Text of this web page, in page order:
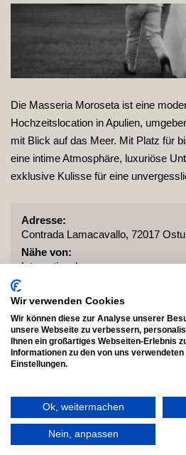
Die Masseria Moroseta ist eine
Hochzeitslocation in Apulien,
mit Blick auf das Meer. Mit Platz für
eine intime Atmosphäre, luxuriöse
exklusive Kulisse für eine
Adresse:
Contrada Lamacavallo, 72017
Nähe von:
International
80
Masseria Moroseta
Wir verwenden Cookies
Wir können diese zur Analyse unserer
unsere Webseite zu verbessern,
Ihnen ein großartiges Webseiten-Erlebnis
Informationen zu den von uns
Einstellungen.
Ok, weitermachen
Nein, anpassen